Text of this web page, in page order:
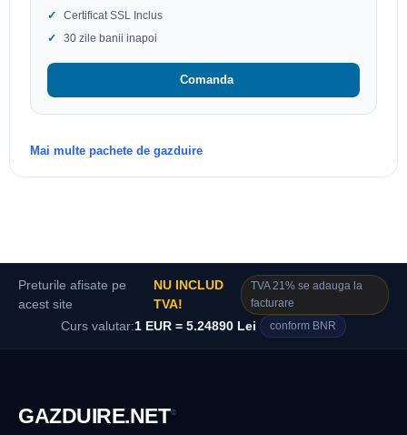
Certificat SSL Inclus
30 zile banii inapoi
Comanda
Mai multe pachete de gazduire
Preturile afisate pe
acest site
NU INCLUD
TVA!
TVA 21% se adauga la
facturare
Curs valutar:1 EUR = 5.24890 Lei conform BNR
GAZDUIRE.NET®